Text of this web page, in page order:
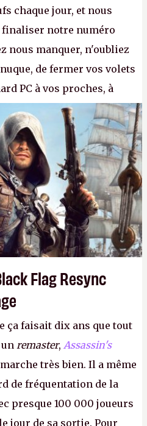
chaque jour, et nous
finaliser notre numéro
nous manquer, n'oubliez
de fermer vos volets
PC à vos proches, à
que vous croisez
! –ER.
Flag Resync
ça faisait dix ans que tout
remaster, Assassin's
très bien. Il a même
de fréquentation de la
presque 100 000 joueurs
jour de sa sortie. Pour